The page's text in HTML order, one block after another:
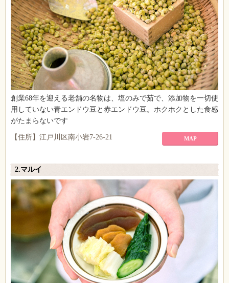
創業68年を迎える老舗の名物は、塩のみで茹で、添加物を一切使
用していない青エンドウ豆と赤エンドウ豆。ホクホクとした食感
がたまらないです
【住所】江戸川区南小岩7-26-21 MAP
2.マルイ